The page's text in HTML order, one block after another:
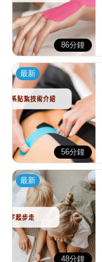
86分鐘
最新
56分鐘
最新
48分鐘